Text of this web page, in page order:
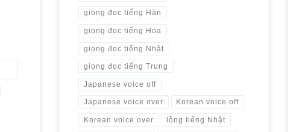
giọng đọc tiếng Hàn
giọng đọc tiếng Hoa
giọng đọc tiếng Nhật
giọng đọc tiếng Trung
Japanese voice off
Japanese voice over Korean voice off
Korean voice over lồng tiếng Nhật